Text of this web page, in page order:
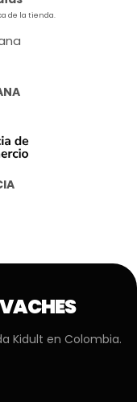
de la tienda.
Kidult en Colombia.